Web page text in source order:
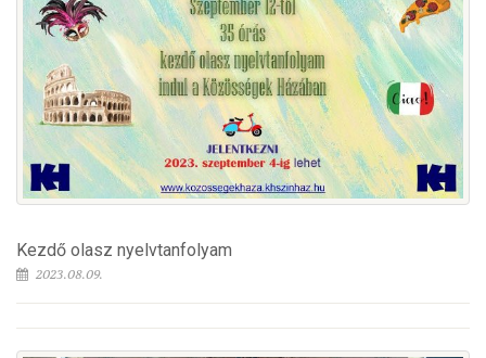
Kezdő olasz nyelvtanfolyam
2023.08.09.